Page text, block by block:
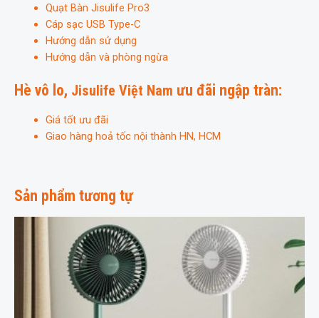
Quạt Bàn Jisulife Pro3
Cáp sạc USB Type-C
Hướng dẫn sử dụng
Hướng dẫn và phòng ngừa
Hè vô lo, Jisulife Việt Nam ưu đãi ngập tràn:
Giá tốt ưu đãi
Giao hàng hoả tốc nội thành HN, HCM
Sản phẩm tương tự